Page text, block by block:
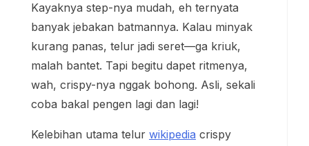
Kayaknya step-nya mudah, eh ternyata
banyak jebakan batmannya. Kalau minyak
kurang panas, telur jadi seret—ga kriuk,
malah bantet. Tapi begitu dapet ritmenya,
wah, crispy-nya nggak bohong. Asli, sekali
coba bakal pengen lagi dan lagi!
Kelebihan utama telur wikipedia crispy